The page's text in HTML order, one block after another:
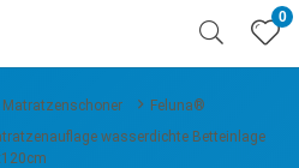
0
Matratzenschoner
Feluna®
wasserdichte Betteinlage